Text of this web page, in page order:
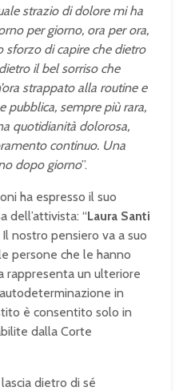
strazio di dolore mi ha
per giorno, ora per ora,
sforzo di capire che dietro
il bel sorriso che
strappato alla routine e
pubblica, sempre più rara,
quotidianità dolorosa,
continuo. Una
dopo giorno”.
ha espresso il suo
dell’attivista: “Laura Santi
nostro pensiero va a suo
persone che le hanno
rappresenta un ulteriore
in
è consentito solo in
dalla Corte
lascia dietro di sé